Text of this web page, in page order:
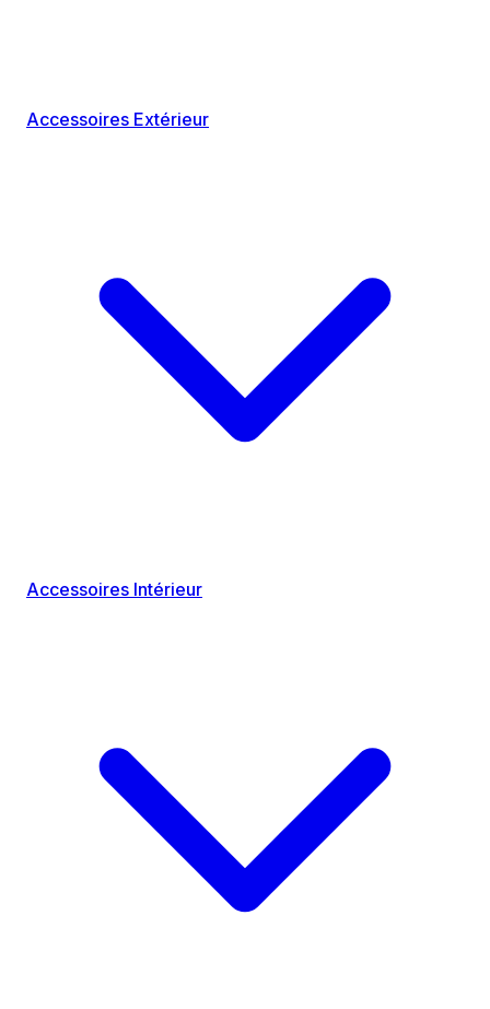
Accessoires Extérieur
Accessoires Intérieur